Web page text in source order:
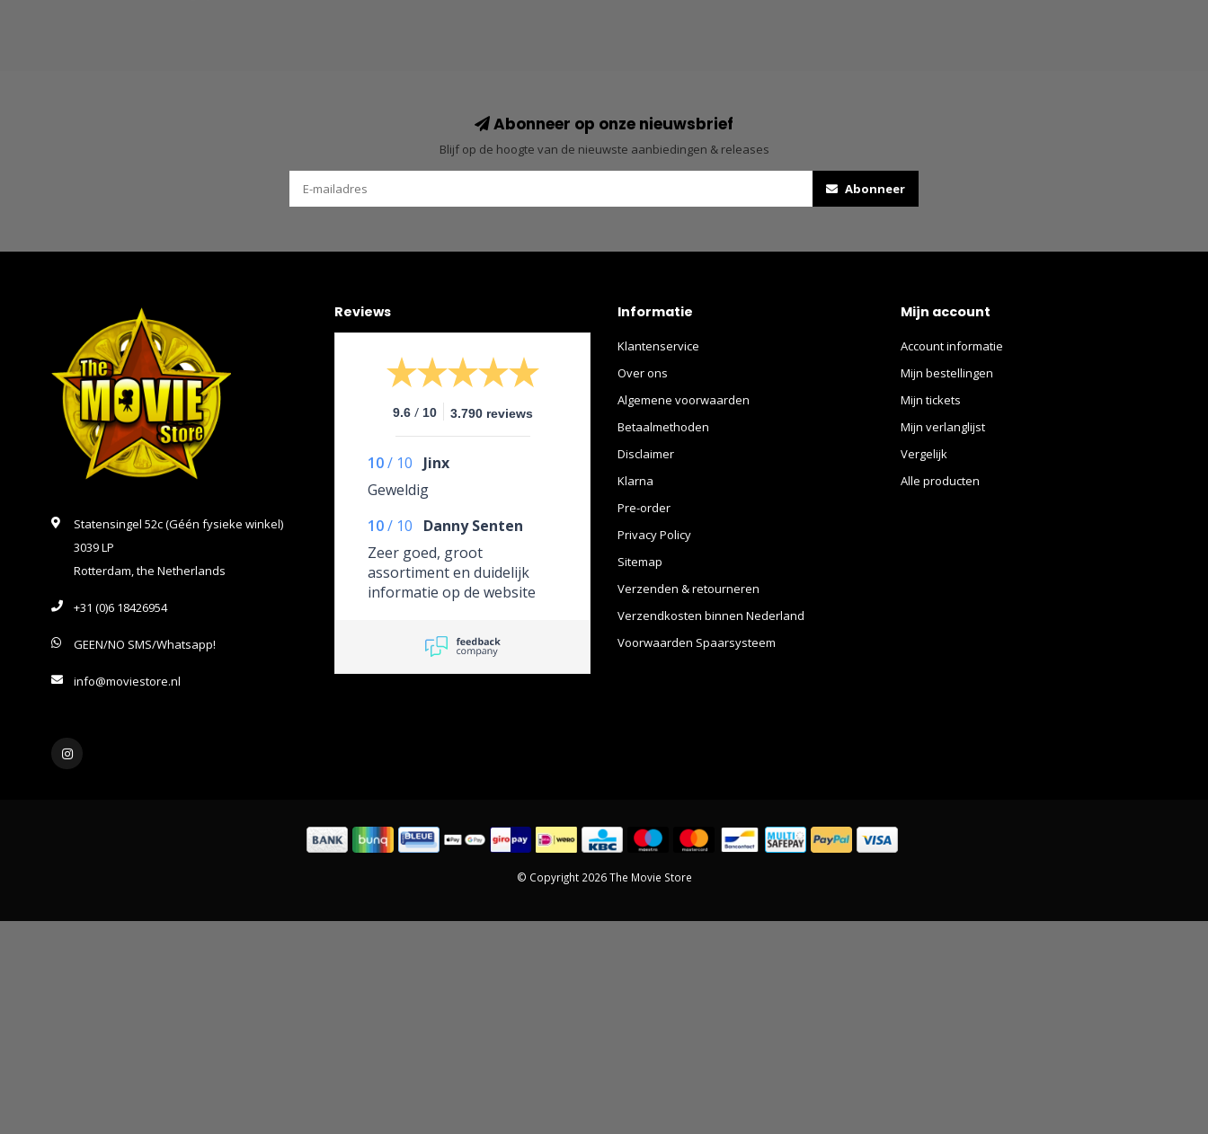
Abonneer op onze nieuwsbrief
Blijf op de hoogte van de nieuwste aanbiedingen & releases
Abonneer
Statensingel 52c (Géén fysieke winkel)
3039 LP
Rotterdam, the Netherlands
+31 (0)6 18426954
GEEN/NO SMS/Whatsapp!
info@moviestore.nl
Reviews
9.6 / 10 3.790 reviews
10 / 10
Jinx
Geweldig
10 / 10
Danny Senten
Zeer goed, groot
assortiment en duidelijk
informatie op de website
andere de levertijden.
Informatie
Klantenservice
Over ons
Algemene voorwaarden
Betaalmethoden
Disclaimer
Klarna
Pre-order
Privacy Policy
Sitemap
Verzenden & retourneren
Verzendkosten binnen Nederland
Voorwaarden Spaarsysteem
Mijn account
Account informatie
Mijn bestellingen
Mijn tickets
Mijn verlanglijst
Vergelijk
Alle producten
© Copyright 2026 The Movie Store